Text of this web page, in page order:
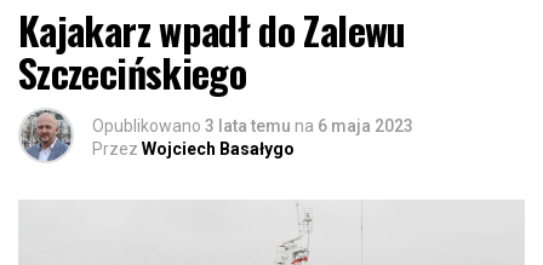
Kajakarz wpadł do Zalewu
Szczecińskiego
Opublikowano 3 lata temu na 6 maja 2023
Przez Wojciech Basałygo